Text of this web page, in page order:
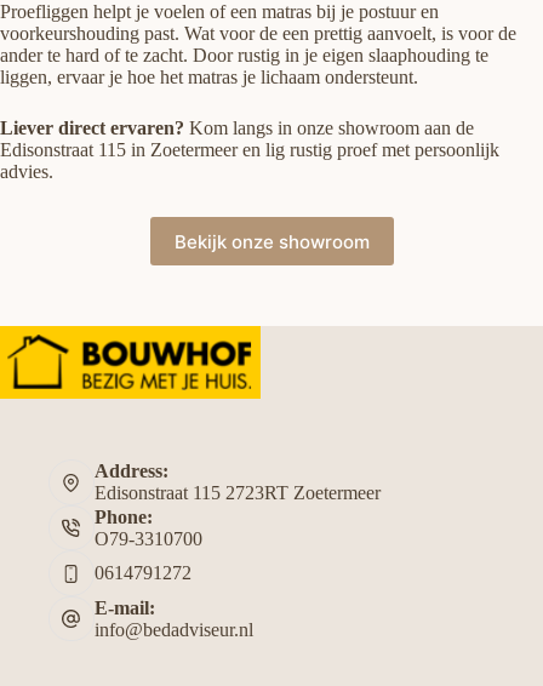
Proefliggen helpt je voelen of een matras bij je postuur en
voorkeurshouding past. Wat voor de een prettig aanvoelt, is voor de
ander te hard of te zacht. Door rustig in je eigen slaaphouding te
liggen, ervaar je hoe het matras je lichaam ondersteunt.
Liever direct ervaren? Kom langs in onze showroom aan de
Edisonstraat 115 in Zoetermeer en lig rustig proef met persoonlijk
advies.
Bekijk onze showroom
Address:
Edisonstraat 115 2723RT Zoetermeer
Phone:
O79-3310700
0614791272
E-mail:
info@bedadviseur.nl